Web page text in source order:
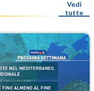
Vedi
tutte